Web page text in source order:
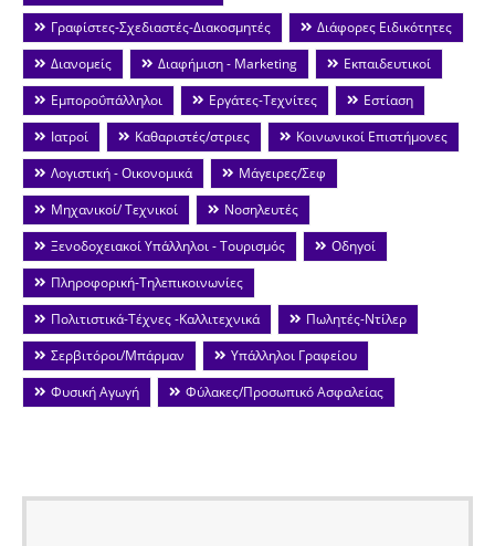
Γραφίστες-Σχεδιαστές-Διακοσμητές
Διάφορες Ειδικότητες
Διανομείς
Διαφήμιση - Marketing
Εκπαιδευτικοί
Εμποροΰπάλληλοι
Εργάτες-Τεχνίτες
Εστίαση
Ιατροί
Καθαριστές/στριες
Κοινωνικοί Επιστήμονες
Λογιστική - Οικονομικά
Μάγειρες/Σεφ
Μηχανικοί/ Τεχνικοί
Νοσηλευτές
Ξενοδοχειακοί Υπάλληλοι - Τουρισμός
Οδηγοί
Πληροφορική-Τηλεπικοινωνίες
Πολιτιστικά-Τέχνες -Καλλιτεχνικά
Πωλητές-Ντίλερ
Σερβιτόροι/Μπάρμαν
Υπάλληλοι Γραφείου
Φυσική Αγωγή
Φύλακες/Προσωπικό Ασφαλείας